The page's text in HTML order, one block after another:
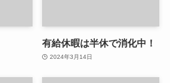
有給休暇は半休で消化中！
2024年3月14日